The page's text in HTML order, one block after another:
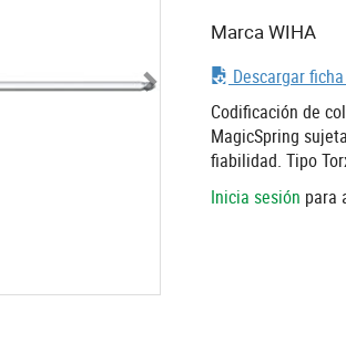
Marca WIHA
Descargar
Codificación de
MagicSpring
fiabilidad. Tipo
Inicia sesión para